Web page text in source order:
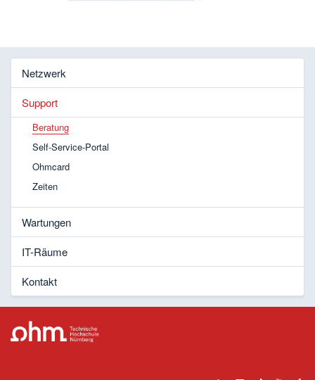
Netzwerk
Support
Beratung
Self-Service-Portal
Ohmcard
Zeiten
Wartungen
IT-Räume
Kontakt